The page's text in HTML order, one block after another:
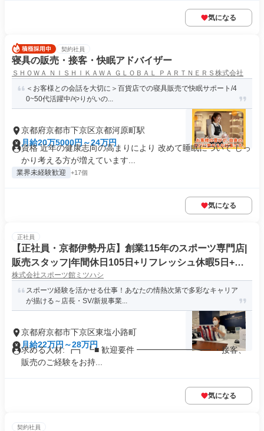
気になる
契約社員
寝具の販売・接客・快眠アドバイザー
ＳＨＯＷＡ ＮＩＳＨＩＫＡＷＡ ＧＬＯＢＡＬ ＰＡＲＴＮＥＲＳ株式会社
＜お客様との会話を大切に＞百貨店での寝具販売で快眠サポート/4
0~50代活躍中/やりがいの...
京都府京都市下京区京都河原町駅
月給20万5000円～24万円
資格 近年の健康志向の高まりにより 改めて睡眠について しっ
かり考える方が増えています...
業界未経験歓迎 +17個
気になる
正社員
【正社員・京都伊勢丹店】創業115年のスポーツ専門店|
販売スタッフ|年間休日105日+リフレッシュ休暇5日+有
給休暇
株式会社スポーツ館ミツハシ
スポーツ経験を活かせる仕事！あなたの情熱次第で多彩なキャリア
が描ける～店長・SV/新規事業...
京都府京都市下京区東塩小路町
月給22万円～28万円
求める人材: ┏┓ ┗■ 歓迎要件 ━━━━━━━━━ ・接客、
販売のご経験をお持...
気になる
契約社員